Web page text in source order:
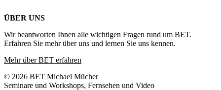
ÜBER UNS
Wir beantworten Ihnen alle wichtigen Fragen rund um BET.
Erfahren Sie mehr über uns und lernen Sie uns kennen.
Mehr über BET erfahren
© 2026 BET Michael Mücher
Seminare und Workshops, Fernsehen und Video